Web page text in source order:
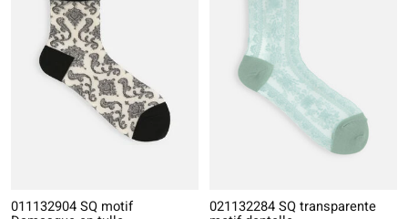
011132904 SQ motif 021132284 SQ transparente